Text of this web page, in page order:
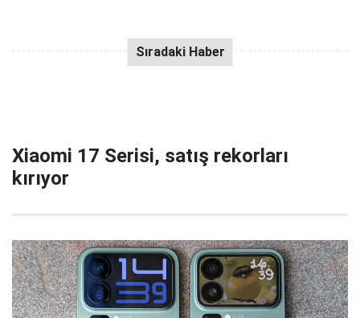
Xiaomi 17 Serisi, satış rekorları
kırıyor